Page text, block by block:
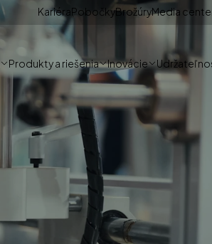
KariéraPobočkyBrožúryMedia
Produkty a riešenia Inovácie